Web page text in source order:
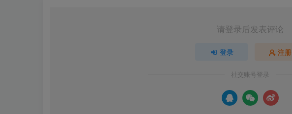
请登录后发表评论
登录 注册
社交账号登录